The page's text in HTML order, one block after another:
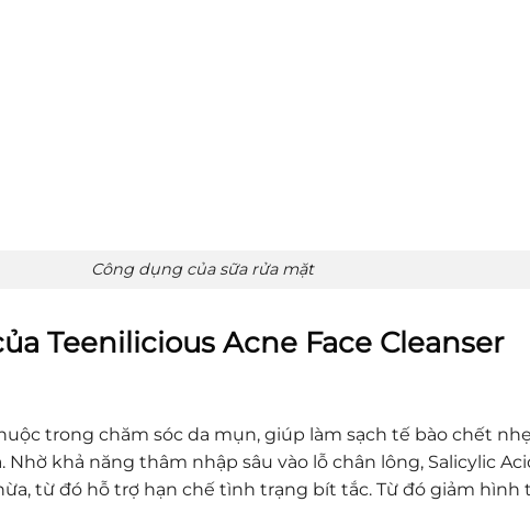
Công dụng của sữa rửa mặt
Teenilicious Acne Face Cleanser
trong chăm sóc da mụn, giúp làm sạch tế bào chết
khả năng thâm nhập sâu vào lỗ chân lông, Salicylic
từ đó hỗ trợ hạn chế tình trạng bít tắc. Từ đó giảm hình